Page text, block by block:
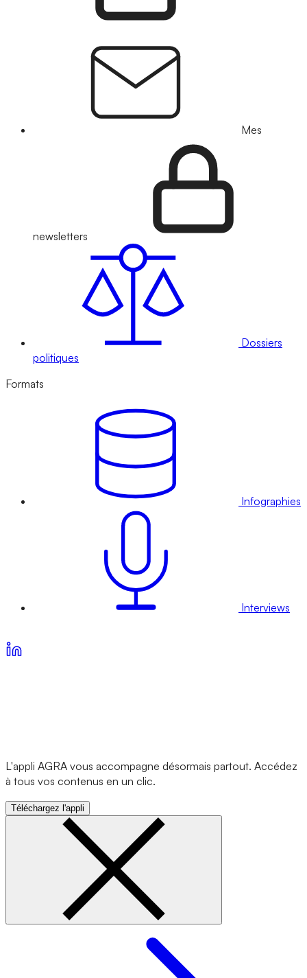
Mes
newsletters
Dossiers
politiques
Formats
Infographies
Interviews
L'appli AGRA vous accompagne désormais partout. Accédez
à tous vos contenus en un clic.
Téléchargez l'appli